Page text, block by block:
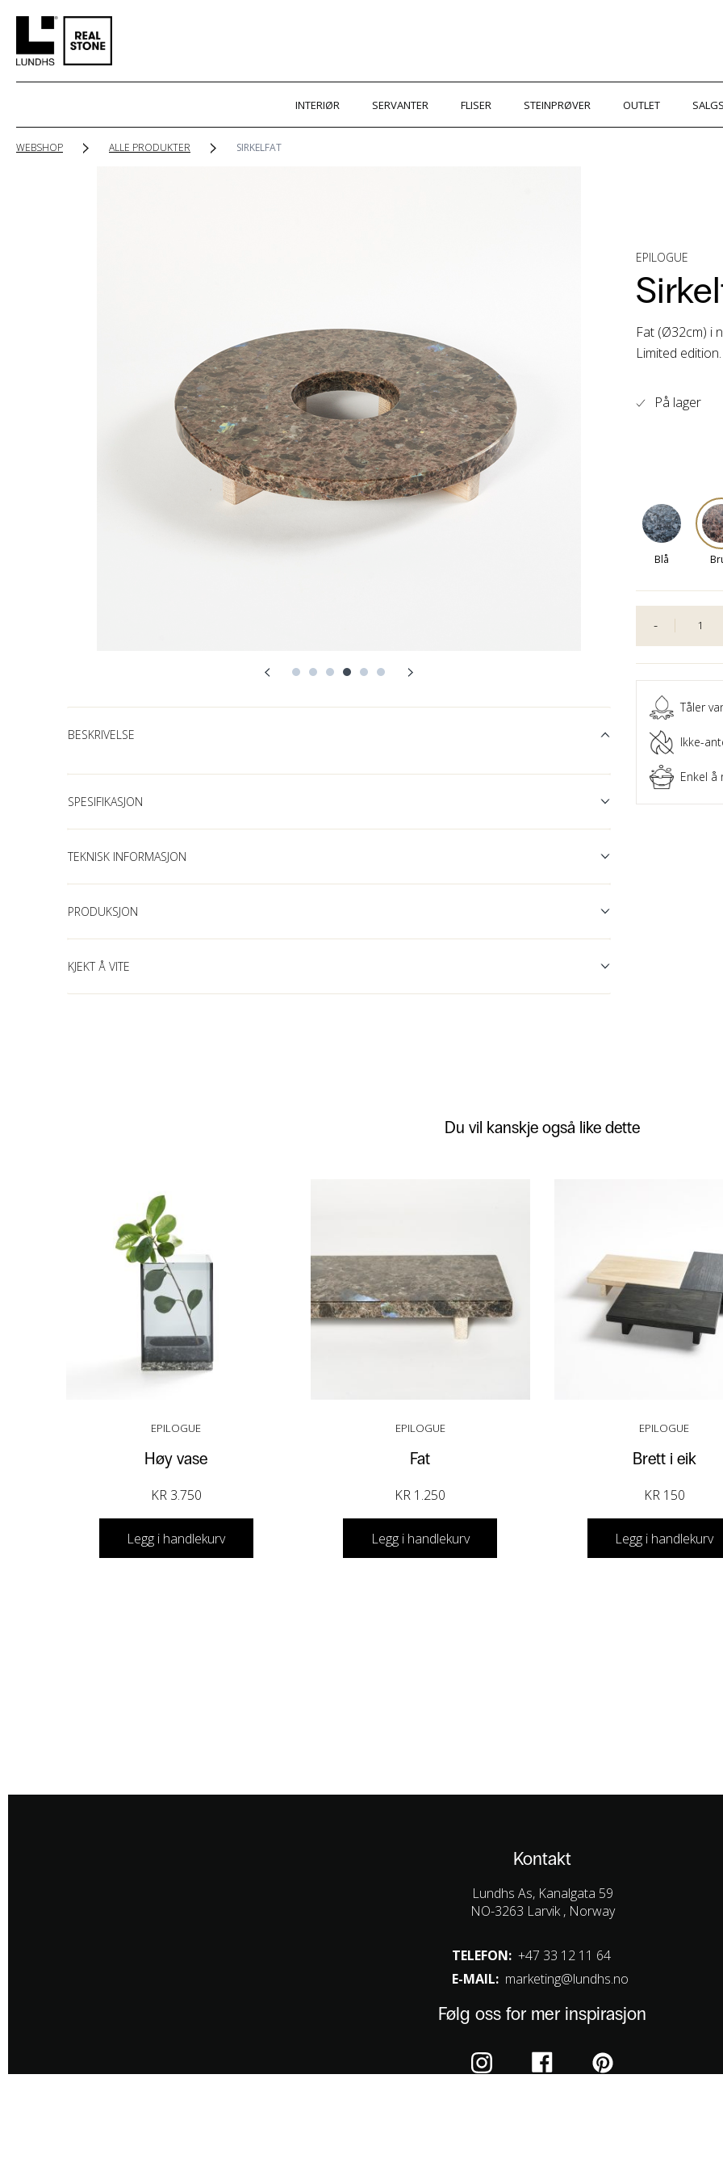
INTERIØR SERVANTER FLISER STEINPRØVER OUTLET
WEBSHOP ALLE PRODUKTER SIRKELFAT
BESKRIVELSE
SPESIFIKASJON
TEKNISK INFORMASJON
PRODUKSJON
KJEKT Å VITE
EPILOGUE
Fat (Ø32cm) i
Limited edition.
Blå
På lager
-
Tåler
Ikke-
Enkel å
Du vil kanskje også like dette
EPILOGUE
Høy vase
KR3.750
Legg i handlekurv
EPILOGUE
Fat
KR 1.250
Legg i handlekurv
EPILOGUE
Brett i eik
KR150
Legg i handlekurv
Kontakt
Lundhs As, Kanalgata 59
NO-3263 Larvik , Norway
TELEFON: +47 33 12 11 64
E-MAIL: marketing@lundhs.no
Følg oss for mer inspirasjon